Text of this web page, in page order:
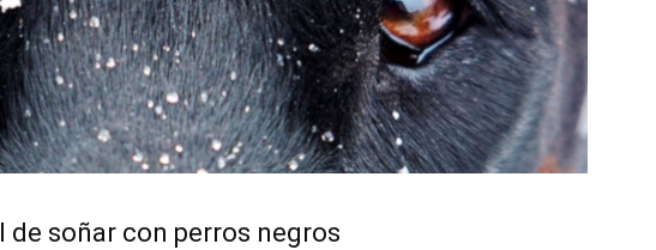
de soñar con perros negros